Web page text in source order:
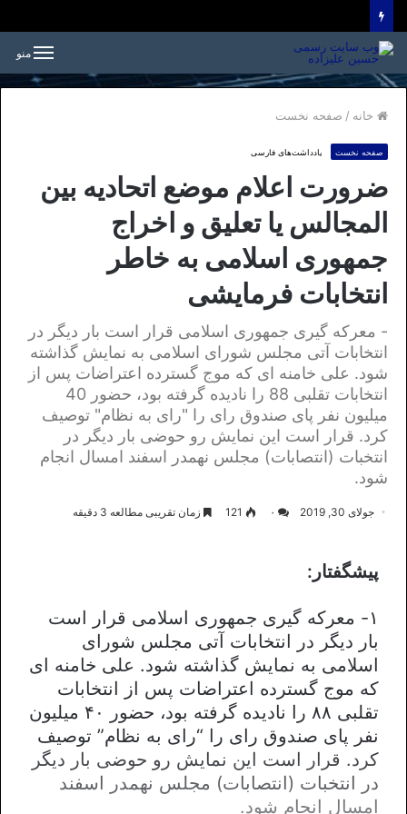
منو
خانه / صفحه نخست
صفحه نخست یادداشت‌های فارسی
ضرورت اعلام موضع اتحادیه بین
المجالس یا تعلیق و اخراج
جمهوری اسلامی به خاطر
انتخابات فرمایشی
- معرکه گیری جمهوری اسلامی قرار است بار دیگر در
انتخابات آتی مجلس شورای اسلامی به نمایش گذاشته
شود. علی خامنه ای که موج گسترده اعتراضات پس از
انتخابات تقلبی 88 را نادیده گرفته بود، حضور 40
میلیون نفر پای صندوق رای را "رای به نظام" توصیف
کرد. قرار است این نمایش رو حوضی بار دیگر در
انتخبات (انتصابات) مجلس نهمدر اسفند امسال انجام
شود.
جولای 30, 2019 ۰ 121 زمان تقریبی مطالعه 3 دقیقه
پیشگفتار:
۱- معرکه گیری جمهوری اسلامی قرار است
بار دیگر در انتخابات آتی مجلس شورای
اسلامی به نمایش گذاشته شود. علی خامنه ای
که موج گسترده اعتراضات پس از انتخابات
تقلبی ۸۸ را نادیده گرفته بود، حضور ۴۰ میلیون
نفر پای صندوق رای را “رای به نظام” توصیف
کرد. قرار است این نمایش رو حوضی بار دیگر
در انتخبات (انتصابات) مجلس نهمدر اسفند
امسال انجام شود.